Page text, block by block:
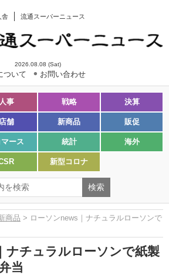
舎 流通スーパーニュース
2026.08.08 (Sat)
ついて お問い合わせ
人事 戦略 決算
店舗 新商品 販促
マース 統計 海外
新型コロナ
商品 > ローソンnews｜ナチュラルローソンで
ナチュラルローソンで紙製
当